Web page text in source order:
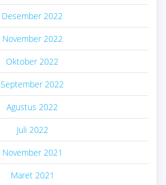
Desember 2022
November 2022
Oktober 2022
September 2022
Agustus 2022
Juli 2022
November 2021
Maret 2021